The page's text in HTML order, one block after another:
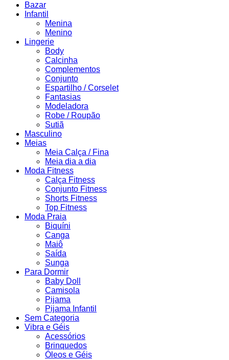
Bazar
Infantil
Menina
Menino
Lingerie
Body
Calcinha
Complementos
Conjunto
Espartilho / Corselet
Fantasias
Modeladora
Robe / Roupão
Sutiã
Masculino
Meias
Meia Calça / Fina
Meia dia a dia
Moda Fitness
Calça Fitness
Conjunto Fitness
Shorts Fitness
Top Fitness
Moda Praia
Biquíni
Canga
Maiô
Saída
Sunga
Para Dormir
Baby Doll
Camisola
Pijama
Pijama Infantil
Sem Categoria
Vibra e Géis
Acessórios
Brinquedos
Óleos e Géis